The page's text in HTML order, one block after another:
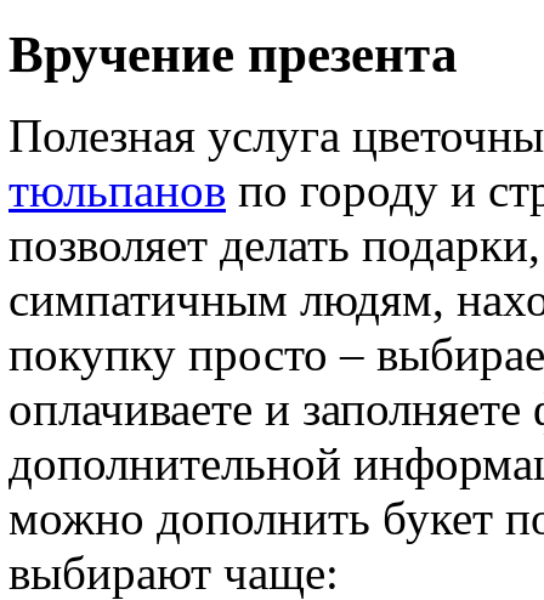
Вручение презента
Полезная услуга
тюльпанов по городу и
позволяет делать
симпатичным людям,
покупку просто –
оплачиваете и
дополнительной
можно дополнить букет
выбирают чаще: